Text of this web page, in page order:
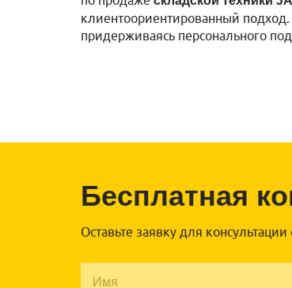
клиентоориентированный
придерживаясь персонального
Бесплатная
Оставьте заявку для